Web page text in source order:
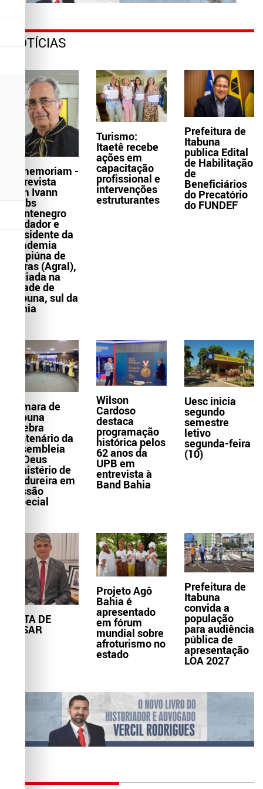
NOTÍCIAS
In memoriam -
Entrevista
com Ivann
Krebs
Montenegro
fundador e
presidente da
Academia
Grapiúna de
Letras (Agral),
sediada na
cidade de
Itabuna, sul da
Bahia
Turismo:
Itaetê recebe
ações em
capacitação
profissional e
intervenções
estruturantes
Prefeitura de
Itabuna
publica Edital
de Habilitação
de
Beneficiários
do Precatório
do FUNDEF
Câmara de
Itabuna
celebra
centenário da
Assembleia
de Deus
Ministério de
Madureira em
Sessão
Especial
Wilson
Cardoso
destaca
programação
histórica pelos
62 anos da
UPB em
entrevista à
Band Bahia
Uesc inicia
segundo
semestre
letivo
segunda-feira
(10)
NOTA DE
PESAR
Projeto Agô
Bahia é
apresentado
em fórum
mundial sobre
afroturismo no
estado
Prefeitura de
Itabuna
convida a
população
para audiência
pública de
apresentação
LOA 2027